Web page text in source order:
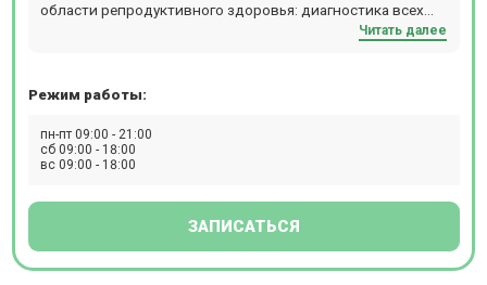
области репродуктивного здоровья: диагностика всех
донорства гамет и суррогатного материнства; лечение
полису ОМС.
Читать далее
Режим работы:
пн-пт 09:00 - 21:00
сб 09:00 - 18:00
вс 09:00 - 18:00
ЗАПИСАТЬСЯ